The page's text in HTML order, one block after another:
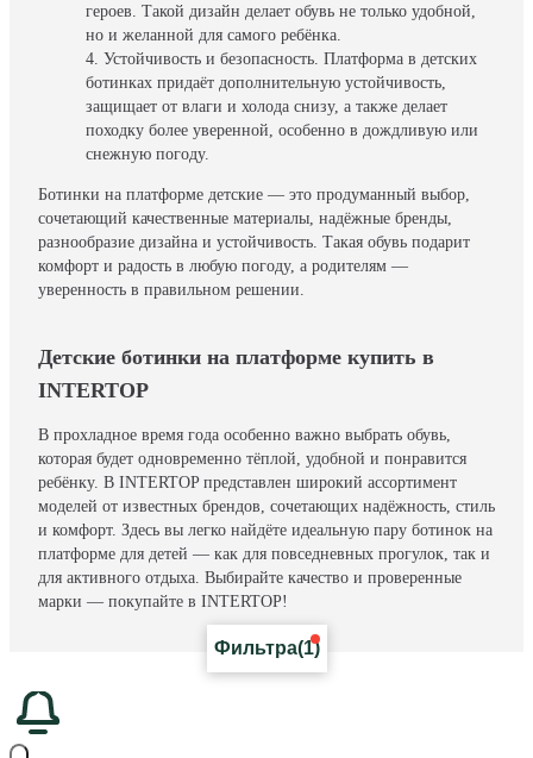
героев. Такой дизайн делает обувь не только удобной,
но и желанной для самого ребёнка.
Устойчивость и безопасность. Платформа в детских
ботинках придаёт дополнительную устойчивость,
защищает от влаги и холода снизу, а также делает
походку более уверенной, особенно в дождливую или
снежную погоду.
Ботинки на платформе детские — это продуманный выбор,
сочетающий качественные материалы, надёжные бренды,
разнообразие дизайна и устойчивость. Такая обувь подарит
комфорт и радость в любую погоду, а родителям —
уверенность в правильном решении.
Детские ботинки на платформе купить в
INTERTOP
В прохладное время года особенно важно выбрать обувь,
которая будет одновременно тёплой, удобной и понравится
ребёнку. В INTERTOP представлен широкий ассортимент
моделей от известных брендов, сочетающих надёжность, стиль
и комфорт. Здесь вы легко найдёте идеальную пару ботинок на
платформе для детей — как для повседневных прогулок, так и
для активного отдыха. Выбирайте качество и проверенные
марки — покупайте в INTERTOP!
Фильтра(1)